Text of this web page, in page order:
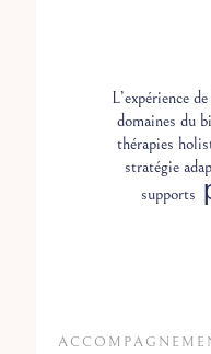
L’expérience
domaines du
thérapies
stratégie
supports